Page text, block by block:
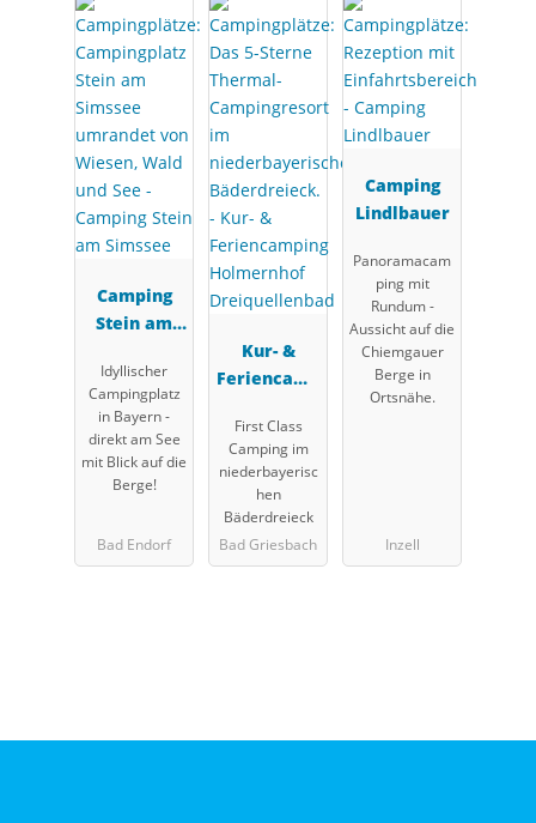
Camping
Stein am
Idyllischer
Campingplatz
in Bayern -
direkt am See
mit Blick auf die
Berge!
Bad Endorf
Kur- &
Feriencamp
Holmernhof
Dreiquellen
bad
First Class
Camping im
niederbayerisc
hen
Bäderdreieck
Bad Griesbach
Camping
Lindlbauer
Panoramacam
ping mit
Rundum -
Aussicht auf die
Chiemgauer
Berge in
Ortsnähe.
Inzell